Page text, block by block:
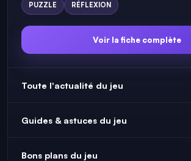
PUZZLE RÉFLEXION
Voir la fiche complète
Toute l'actualité du jeu
Guides & astuces du jeu
Bons plans du jeu